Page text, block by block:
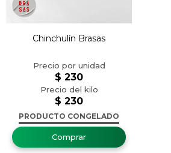
Chinchulín Brasas
$ 230
$ 230
PRODUCTO CONGELADO